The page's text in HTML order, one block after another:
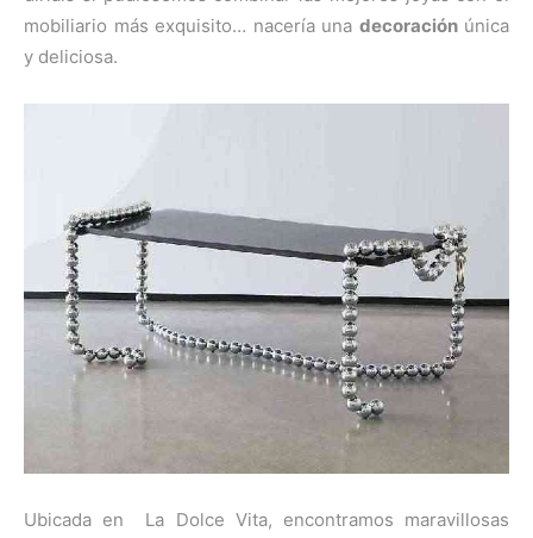
r
e
n
r
)
r
e
r
e
t r
e
r
e
mobiliario más exquisito… nacería una decoraciónúnica
y deliciosa.
Ubicada en La Dolce Vita, encontramos maravillosas